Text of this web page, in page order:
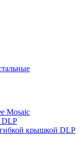
Mosaic
DLP
гибкой крышкой DLP